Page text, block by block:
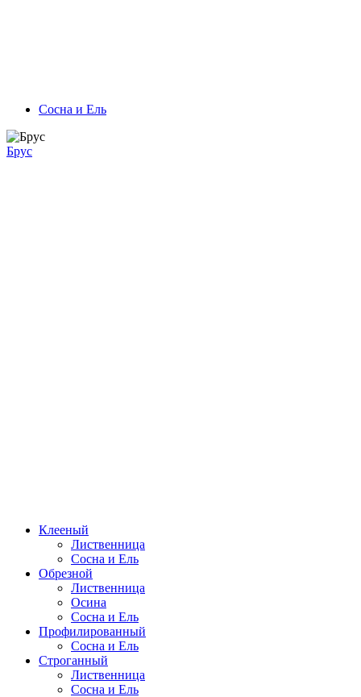
Сосна и Ель
Брус
Клееный
Лиственница
Сосна и Ель
Обрезной
Лиственница
Осина
Сосна и Ель
Профилированный
Сосна и Ель
Строганный
Лиственница
Сосна и Ель